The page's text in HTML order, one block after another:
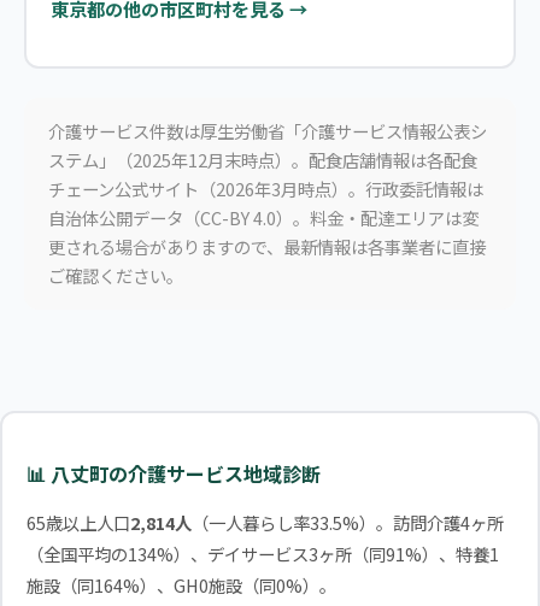
東京都の他の市区町村を見る →
介護サービス件数は厚生労働省「介護サービス情報公表シ
ステム」（2025年12月末時点）。配食店舗情報は各配食
チェーン公式サイト（2026年3月時点）。行政委託情報は
自治体公開データ（CC-BY 4.0）。料金・配達エリアは変
更される場合がありますので、最新情報は各事業者に直接
ご確認ください。
📊 八丈町の介護サービス地域診断
65歳以上人口2,814人（一人暮らし率33.5%）。訪問介護4ヶ所
（全国平均の134%）、デイサービス3ヶ所（同91%）、特養1
施設（同164%）、GH0施設（同0%）。